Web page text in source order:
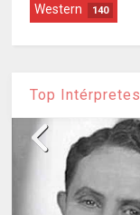
Western 140
Top Intérpretes